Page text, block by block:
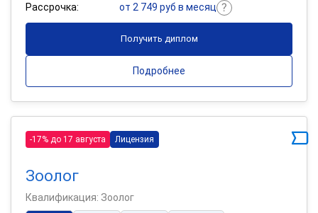
Рассрочка:
от 2 749 руб в месяц
Получить диплом
Подробнее
-17% до 17 августа Лицензия
Зоолог
Квалификация: Зоолог